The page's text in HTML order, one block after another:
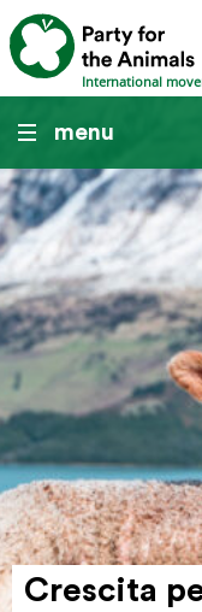
International
menu
Crescita